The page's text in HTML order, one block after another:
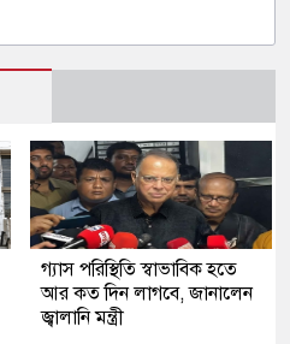
গ্যাস পরিস্থিতি স্বাভাবিক হতে
আর কত দিন লাগবে, জানালেন
জ্বালানি মন্ত্রী